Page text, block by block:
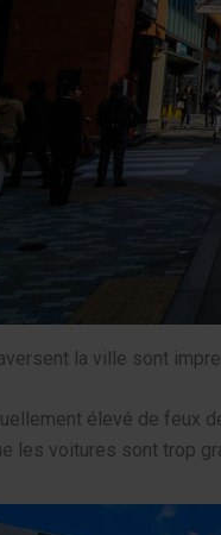
la ville sont
élevé de feux
les voitures sont trop